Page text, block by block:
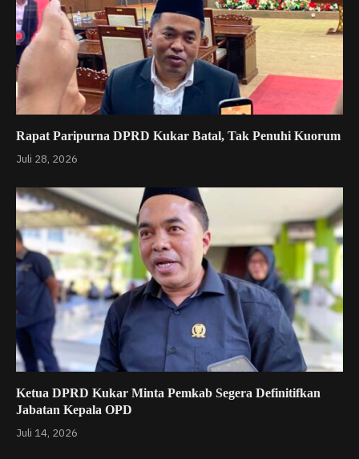
Rapat Paripurna DPRD Kukar Batal, Tak Penuhi Kuorum
Juli 28, 2026
Ketua DPRD Kukar Minta Pemkab Segera Definitifkan
Jabatan Kepala OPD
Juli 14, 2026